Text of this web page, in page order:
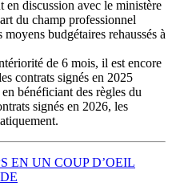
en discussion avec le ministère
du champ professionnel
budgétaires rehaussés à
de 6 mois, il est encore
contrats signés en 2025
bénéficiant des règles du
signés en 2026, les
EN UN COUP D’OEIL